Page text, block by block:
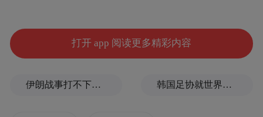
“特别声明：以上作品内容(包括在内的视频、图片或音
布，本平台仅提供信息存储空间服务。
打开 app 阅读更多精彩内容
伊朗战事打不下去了？美军参联会主席力主“翻篇” 韩国足协就世界杯失利发布致歉信